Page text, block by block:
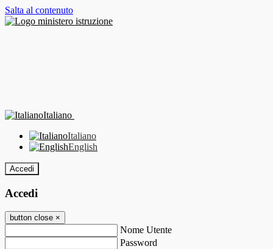
Salta al contenuto
Italiano
Italiano
English
Accedi
Accedi
button close ×
Nome Utente
Password